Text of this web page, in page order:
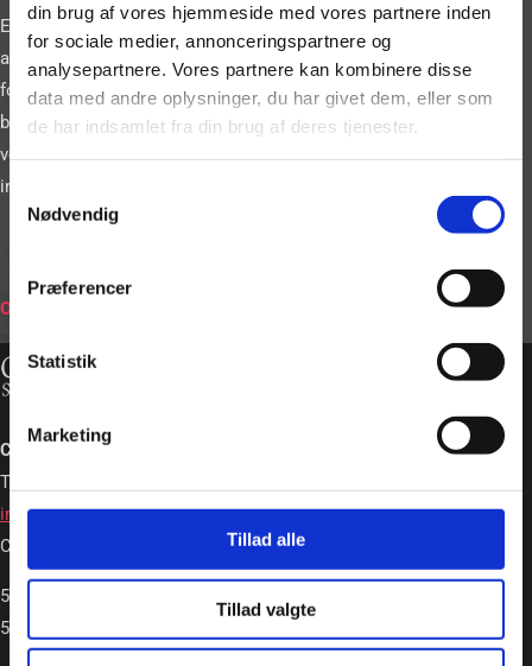
din brug af vores hjemmeside med vores partnere inden
for sociale medier, annonceringspartnere og
analysepartnere. Vores partnere kan kombinere disse
data med andre oplysninger, du har givet dem, eller som
de har indsamlet fra din brug af deres tjenester.
Samtykkevalg
Nødvendig
Præferencer
Statistik
Marketing
Tillad alle
Tillad valgte
Eller book vores
artister gennem vores
formular. Vi
bestræber os på at
vende tilbage til dig
inden for 24 timer.
BOOK
ONLINE
Charlotte Schou – Strip og Event
Tlf. +45 20362663
info@charlotteschou.dk
CVR: 31814642
5,0
5,0 out of 5 stars (based on 19 reviews)